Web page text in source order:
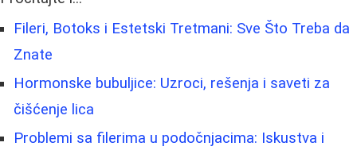
Fileri, Botoks i Estetski Tretmani: Sve Što Treba da
Znate
Hormonske bubuljice: Uzroci, rešenja i saveti za
čišćenje lica
Problemi sa filerima u podočnjacima: Iskustva i